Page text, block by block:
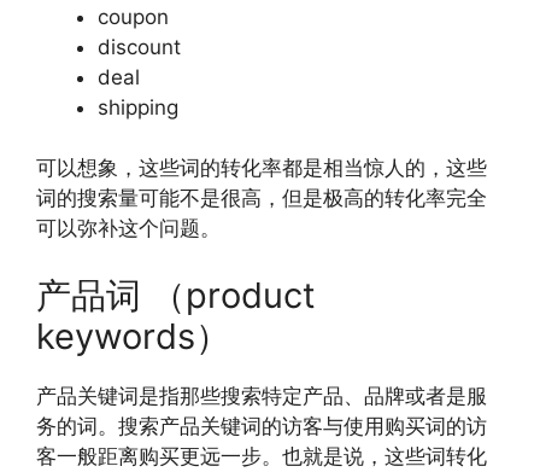
coupon
discount
deal
shipping
可以想象，这些词的转化率都是相当惊人的，这些
词的搜索量可能不是很高，但是极高的转化率完全
可以弥补这个问题。
产品词 （product
keywords）
产品关键词是指那些搜索特定产品、品牌或者是服
务的词。搜索产品关键词的访客与使用购买词的访
客一般距离购买更远一步。也就是说，这些词转化